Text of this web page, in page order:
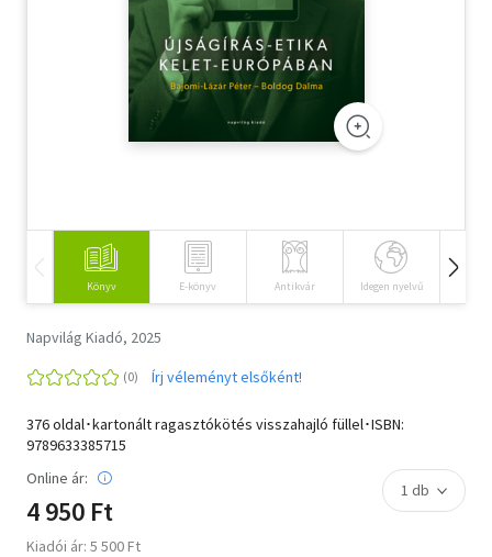
Szótár, nyelvkönyv
Tankönyv, segédkönyv
Társadalomtudomány
Könyv E-könyv Antikvár Idegen nyelvű
Napvilág Kiadó, 2025
Írj véleményt elsőként!
376 oldal･kartonált ragasztókötés visszahajló füllel･ISBN:
9789633385715
Online ár:
4 950 Ft
Kiadói ár: 5 500 Ft